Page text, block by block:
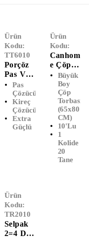
Ürün
Kodu:
TT6010
Porçöz
Pas Ve
Kireç
Sökücü
(1 LT)
Pas
Çözücü
Kireç
Çözücü
Extra
Güçlü
Ürün
Kodu:
Canhom
E Çöp
Poşeti
Büyük
Boy
(65x80
CM)
Büyük
Boy
Çöp
Torbası
(65x80
CM)
10'lu
1
Kolide
20
Tane
Ürün
Kodu:
TR2010
Selpak
2=4 Dev